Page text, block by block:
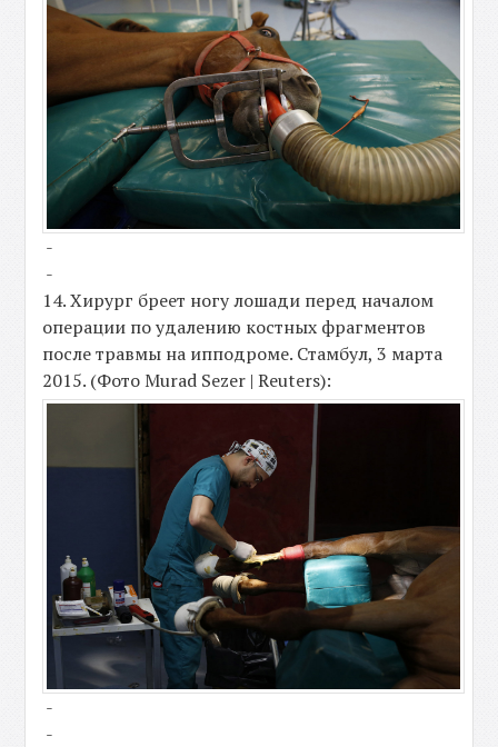
-
-
14. Хирург бреет ногу лошади перед началом
операции по удалению костных фрагментов
после травмы на ипподроме. Стамбул, 3 марта
2015. (Фото Murad Sezer | Reuters):
-
-